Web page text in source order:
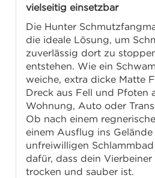
vielseitig einsetzbar
Die Hunter
die ideale Lösung, um
zuverlässig dort zu
entstehen. Wie ein
weiche, extra dicke Matte
Dreck aus Fell und Pfoten
Wohnung, Auto oder
Ob nach einem
einem Ausflug ins
unfreiwilligen
dafür, dass dein
trocken und sauber ist.